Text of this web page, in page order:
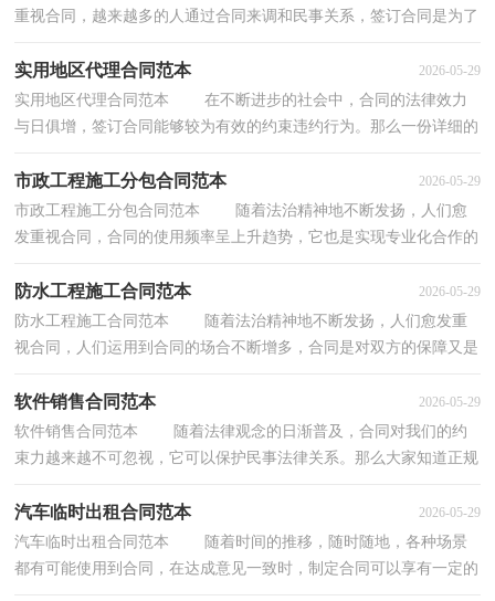
重视合同，越来越多的人通过合同来调和民事关系，签订合同是为了
实用地区代理合同范本 2026-05-29
实用地区代理合同范本 在不断进步的社会中，合同的法律效力
与日俱增，签订合同能够较为有效的约束违约行为。那么一份详细的
市政工程施工分包合同范本 2026-05-29
市政工程施工分包合同范本 随着法治精神地不断发扬，人们愈
发重视合同，合同的使用频率呈上升趋势，它也是实现专业化合作的
防水工程施工合同范本 2026-05-29
防水工程施工合同范本 随着法治精神地不断发扬，人们愈发重
视合同，人们运用到合同的场合不断增多，合同是对双方的保障又是
软件销售合同范本 2026-05-29
软件销售合同范本 随着法律观念的日渐普及，合同对我们的约
束力越来越不可忽视，它可以保护民事法律关系。那么大家知道正规
汽车临时出租合同范本 2026-05-29
汽车临时出租合同范本 随着时间的推移，随时随地，各种场景
都有可能使用到合同，在达成意见一致时，制定合同可以享有一定的